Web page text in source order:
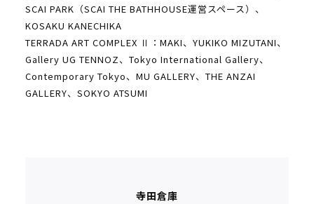
SCAI PARK（SCAI THE BATHHOUSE運営スペース）、
KOSAKU KANECHIKA
TERRADA ART COMPLEX Ⅱ：MAKI、YUKIKO MIZUTANI、
Gallery UG TENNOZ、Tokyo International Gallery、
Contemporary Tokyo、MU GALLERY、THE ANZAI
GALLERY、SOKYO ATSUMI
寺田倉庫